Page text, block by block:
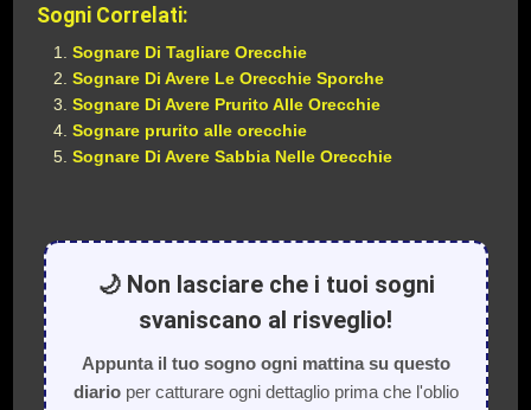
Sogni Correlati:
Sognare Di Tagliare Orecchie
Sognare Di Avere Le Orecchie Sporche
Sognare Di Avere Prurito Alle Orecchie
Sognare prurito alle orecchie
Sognare Di Avere Sabbia Nelle Orecchie
🌙 Non lasciare che i tuoi sogni
svaniscano al risveglio!
Appunta il tuo sogno ogni mattina su questo
diarioper catturare ogni dettaglio prima che l'oblio